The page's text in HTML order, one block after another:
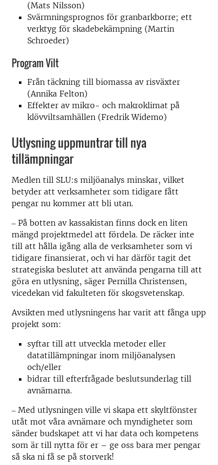
(Mats Nilsson)
Svärmningsprognos för granbarkborre; ett
verktyg för skadebekämpning (Martin
Schroeder)
Program Vilt
Från täckning till biomassa av risväxter
(Annika Felton)
Effekter av mikro- och makroklimat på
klövviltsamhällen (Fredrik Widemo)
Utlysning uppmuntrar till nya
tillämpningar
Medlen till SLU:s miljöanalys minskar, vilket
betyder att verksamheter som tidigare fått
pengar nu kommer att bli utan.
­­­­­­­­‒ På botten av kassakistan finns dock en liten
mängd projektmedel att fördela. De räcker inte
till att hålla igång alla de verksamheter som vi
tidigare finansierat, och vi har därför tagit det
strategiska beslutet att använda pengarna till att
göra en utlysning, säger Pernilla Christensen,
vicedekan vid fakulteten för skogsvetenskap.
Avsikten med utlysningens har varit att fånga upp
projekt som:
syftar till att utveckla metoder eller
datatillämpningar inom miljöanalysen
och/eller
bidrar till efterfrågade beslutsunderlag till
avnämarna.
‒ Med utlysningen ville vi skapa ett skyltfönster
utåt mot våra avnämare och myndigheter som
sänder budskapet att vi har data och kompetens
som är till nytta för er – ge oss bara mer pengar
så ska ni få se på storverk!